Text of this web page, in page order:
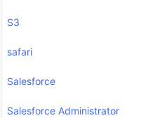
S3
safari
Salesforce
Salesforce Administrator